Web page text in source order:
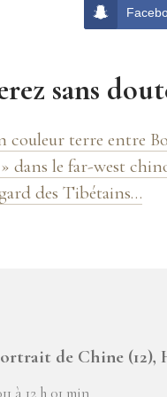
sans
couleur terre entre
dans le far-west
des Tibétains…
de Chine (12),